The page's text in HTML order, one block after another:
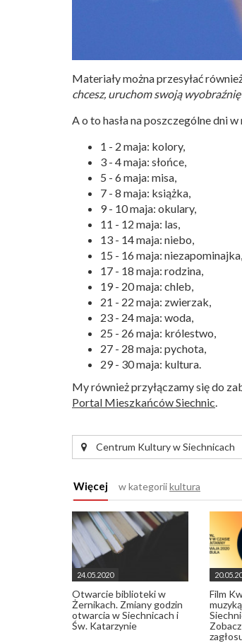
Materiały można przesyłać
chcesz, uruchom swoją
A o to hasła na poszczególne dni
1 - 2 maja: kolory,
3 - 4 maja: słońce,
5 - 6 maja: misa,
7 - 8 maja: książka,
9 - 10 maja: okulary,
11 - 12 maja: las,
13 - 14 maja: niebo,
15 - 16 maja: niezapominajka,
17 - 18 maja: rodzina,
19 - 20 maja: chleb,
21 - 22 maja: zwierzak,
23 - 24 maja: woda,
25 - 26 maja: królestwo,
27 - 28 maja: pychota,
29 - 30 maja: kultura.
My również przyłączamy się do
Portal Mieszkańców Siechnic
Centrum Kultury w Siechnicach
Więcej w kategoriikultura
24.05.2020
Otwarcie biblioteki w
Żernikach. Zmiany godzin
otwarcia w Siechnicach i
Św. Katarzynie
Film